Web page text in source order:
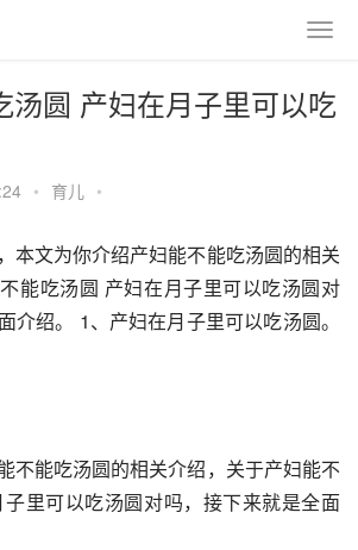
汤圆 产妇在月子里可以吃
• 育儿 •
本文为你介绍产妇能不能吃汤圆的相关
能吃汤圆 产妇在月子里可以吃汤圆对
介绍。 1、产妇在月子里可以吃汤圆。
不能吃汤圆的相关介绍，关于产妇能不
里可以吃汤圆对吗，接下来就是全面